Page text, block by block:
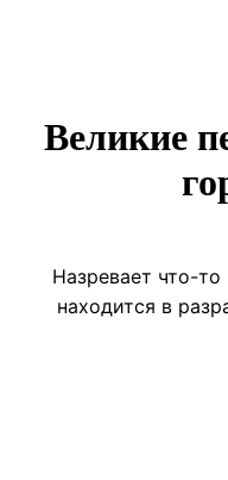
Великие
Назревает что-
находится в